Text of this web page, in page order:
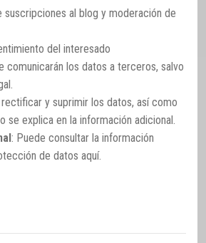
suscripciones al blog y moderación de
del interesado
comunicarán los datos a terceros, salvo
y suprimir los datos, así como
se explica en la información adicional.
: Puede consultar la información
de datos aquí.